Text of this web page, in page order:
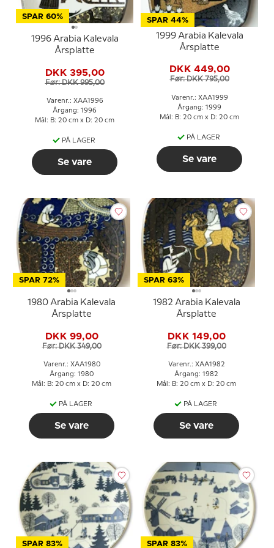
SPAR 60%
1996 Arabia Kalevala
Årsplatte
DKK 395,00
Før: DKK 995,00
Varenr.: XAA1996
Årgang: 1996
Mål: B: 20 cm x D: 20 cm
PÅ LAGER
Se vare
SPAR 44%
1999 Arabia Kalevala
Årsplatte
DKK 449,00
Før: DKK 795,00
Varenr.: XAA1999
Årgang: 1999
Mål: B: 20 cm x D: 20 cm
PÅ LAGER
Se vare
SPAR 72%
1980 Arabia Kalevala
Årsplatte
DKK 99,00
Før: DKK 349,00
Varenr.: XAA1980
Årgang: 1980
Mål: B: 20 cm x D: 20 cm
PÅ LAGER
Se vare
SPAR 63%
1982 Arabia Kalevala
Årsplatte
DKK 149,00
Før: DKK 399,00
Varenr.: XAA1982
Årgang: 1982
Mål: B: 20 cm x D: 20 cm
PÅ LAGER
Se vare
SPAR 83% SPAR 83%